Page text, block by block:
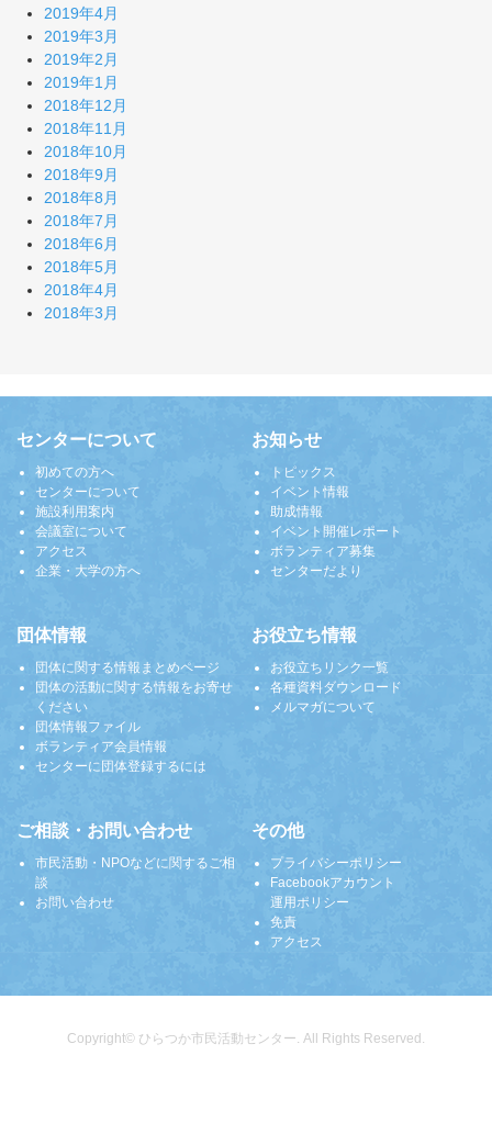
2019年4月
2019年3月
2019年2月
2019年1月
2018年12月
2018年11月
2018年10月
2018年9月
2018年8月
2018年7月
2018年6月
2018年5月
2018年4月
2018年3月
センターについて
初めての方へ
センターについて
施設利用案内
会議室について
アクセス
企業・大学の方へ
お知らせ
トピックス
イベント情報
助成情報
イベント開催レポート
ボランティア募集
センターだより
団体情報
団体に関する情報まとめページ
団体の活動に関する情報をお寄せ
ください
団体情報ファイル
ボランティア会員情報
センターに団体登録するには
お役立ち情報
お役立ちリンク一覧
各種資料ダウンロード
メルマガについて
ご相談・お問い合わせ
市民活動・NPOなどに関するご相
談
お問い合わせ
その他
プライバシーポリシー
Facebookアカウント
運用ポリシー
免責
アクセス
Copyright© ひらつか市民活動センター. All Rights Reserved.